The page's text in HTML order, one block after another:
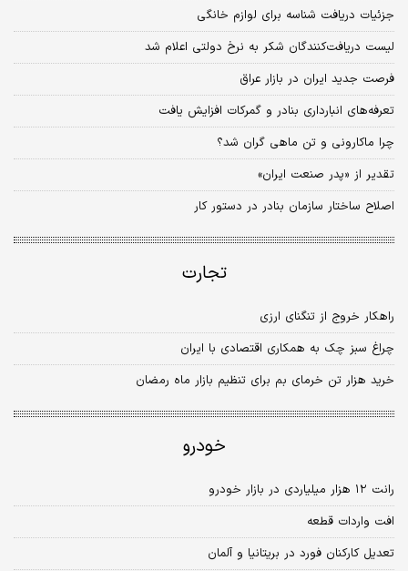
جزئیات دریافت شناسه برای لوازم خانگی
لیست دریافت‌کنندگان شکر به نرخ دولتی اعلام شد
فرصت جدید ایران در بازار عراق
تعرفه‌های انبارداری بنادر و گمرکات افزایش یافت
چرا ماکارونی و تن ماهی گران شد؟
تقدیر از «پدر صنعت ایران»
اصلاح ساختار سازمان بنادر در دستور کار
تجارت
راهکار خروج از تنگنای ارزی
چراغ سبز چک به همکاری اقتصادی با ایران
خرید هزار تن خرمای بم برای تنظیم بازار ماه رمضان
خودرو
رانت ۱۲ هزار میلیاردی در بازار خودرو
افت واردات قطعه
تعدیل کارکنان فورد در بریتانیا و آلمان